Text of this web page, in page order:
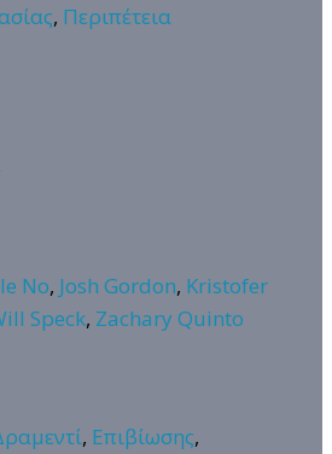
, Περιπέτεια
No, Josh Gordon, Kristofer
Speck, Zachary Quinto
, Επιβίωσης,